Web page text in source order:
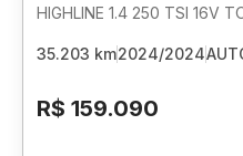
HIGHLINE 1.4 250 TSI 16V
35.203 km2024/2024
R$ 159.090